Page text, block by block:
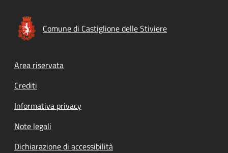
Comune di Castiglione delle Stiviere
Footer menu
Area riservata
Crediti
Informativa privacy
Note legali
Dichiarazione di accessibilità